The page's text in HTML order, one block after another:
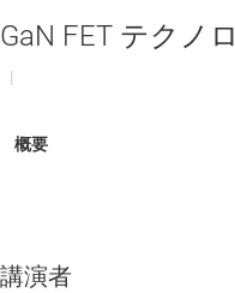
GaN FET テクノ
|
講演者